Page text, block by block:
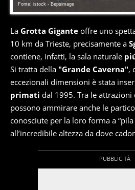
Fonte: istock - Bepsimage
La Grotta Gigante offre uno
10 km da Trieste, precisamente a
contiene, infatti, la sala naturale
Si tratta della "Grande Caverna",
eccezionali dimensioni è stata
primati dal 1995. Tra le attrazioni
possono ammirare anche le
conosciute per la loro forma a
all’incredibile altezza da dove